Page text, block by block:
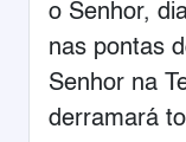
o Senhor,
nas pontas
Senhor na
derramará